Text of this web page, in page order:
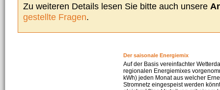
Zu weiteren Details lesen Sie bitte auch unsere
gestellte Fragen.
Der saisonale Energiemix
Auf der Basis vereinfachter
regionalen Energiemixes
kWh) jeden Monat aus welcher
Stromnetz eingespeist werden